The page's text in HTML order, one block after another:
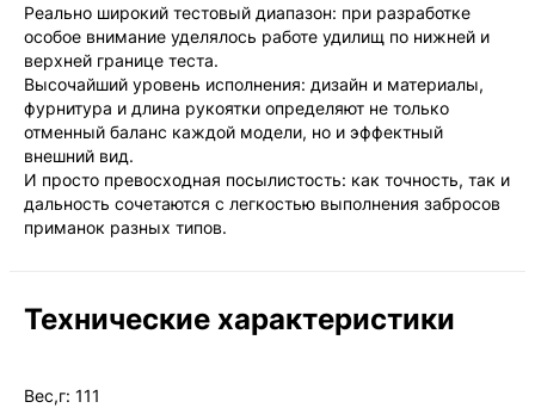
Реально широкий тестовый диапазон: при разработке
особое внимание уделялось работе удилищ по нижней и
верхней границе теста.
Высочайший уровень исполнения: дизайн и материалы,
фурнитура и длина рукоятки определяют не только
отменный баланс каждой модели, но и эффектный
внешний вид.
И просто превосходная посылистость: как точность, так и
дальность сочетаются с легкостью выполнения забросов
приманок разных типов.
Технические характеристики
Вес,г: 111